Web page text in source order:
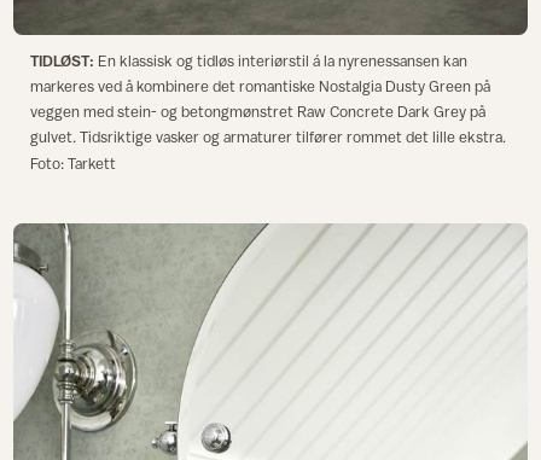
TIDLØST: En klassisk og tidløs interiørstil á la nyrenessansen kan
markeres ved å kombinere det romantiske Nostalgia Dusty Green på
veggen med stein- og betongmønstret Raw Concrete Dark Grey på
gulvet. Tidsriktige vasker og armaturer tilfører rommet det lille ekstra.
Foto: Tarkett